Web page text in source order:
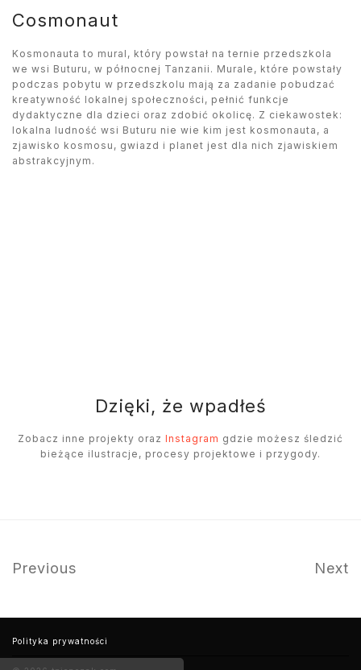
Cosmonaut
Kosmonauta to mural, który powstał na ternie przedszkola
we wsi Buturu, w północnej Tanzanii. Murale, które powstały
podczas pobytu w przedszkolu mają za zadanie pobudzać
kreatywność lokalnej społeczności, pełnić funkcje
dydaktyczne dla dzieci oraz zdobić okolicę. Z ciekawostek:
lokalna ludność wsi Buturu nie wie kim jest kosmonauta, a
zjawisko kosmosu, gwiazd i planet jest dla nich zjawiskiem
abstrakcyjnym.
Dzięki, że wpadłeś
Zobacz inne projekty oraz Instagram gdzie możesz śledzić
bieżące ilustracje, procesy projektowe i przygody.
Previous Next
Polityka prywatności